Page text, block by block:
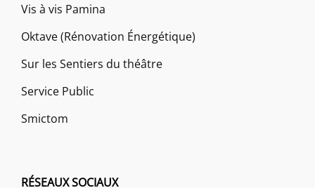
Vis à vis Pamina
Oktave (Rénovation Énergétique)
Sur les Sentiers du théâtre
Service Public
Smictom
RÉSEAUX SOCIAUX